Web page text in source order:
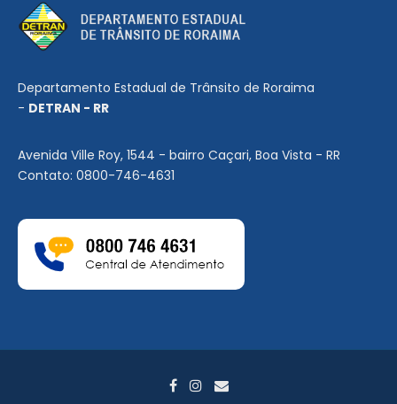
Departamento Estadual de Trânsito de Roraima
- DETRAN - RR
Avenida Ville Roy, 1544 - bairro Caçari, Boa Vista - RR
Contato: 0800-746-4631